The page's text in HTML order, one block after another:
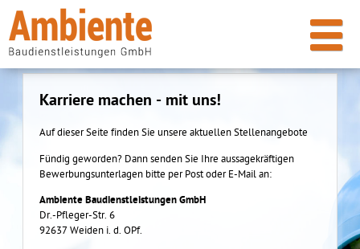
Karriere machen - mit uns!
Auf dieser Seite finden Sie unsere aktuellen Stellenangebote
Fündig geworden? Dann senden Sie Ihre aussagekräftigen
Bewerbungsunterlagen bitte per Post oder E-Mail an:
Ambiente Baudienstleistungen GmbH
Dr.-Pfleger-Str. 6
92637 Weiden i. d. OPf.